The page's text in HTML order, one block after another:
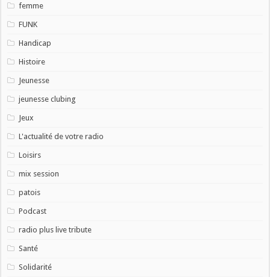
femme
FUNK
Handicap
Histoire
Jeunesse
jeunesse clubing
Jeux
L'actualité de votre radio
Loisirs
mix session
patois
Podcast
radio plus live tribute
Santé
Solidarité